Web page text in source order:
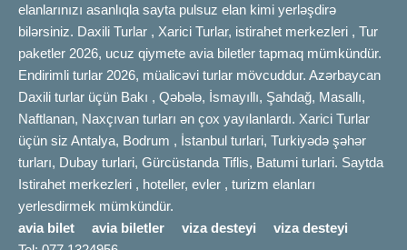
elanlarınızı asanlıqla sayta pulsuz elan kimi yerləşdirə
bilərsiniz. Daxili Turlar , Xarici Turlar, istirahet merkezleri , Tur
paketler 2026, ucuz qiymete avia biletler tapmaq mümkündür.
Endirimli turlar 2026, müalicəvi turlar mövcuddur. Azərbaycan
Daxili turlar üçün Bakı , Qəbələ, İsmayıllı, Şahdağ, Masallı,
Naftlanan, Naxçıvan turları ən çox yayılanlardı. Xarici Turlar
üçün siz Antalya, Bodrum , İstanbul turlari, Turkiyədə şəhər
turları, Dubay turlari, Gürcüstanda Tiflis, Batumi turlari. Saytda
Istirahet merkezleri , hoteller, evler , turizm elanları
yerlesdirmek mümkündür.
avia bilet
avia biletler viza desteyi
viza desteyi